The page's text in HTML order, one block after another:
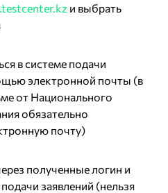
и выбрать
в системе подачи
электронной почты (в
от Национального
обязательно
почту)
полученные логин и
заявлений (нельзя